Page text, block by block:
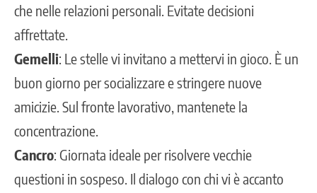
che nelle relazioni personali. Evitate decisioni
affrettate.
Gemelli: Le stelle vi invitano a mettervi in gioco. È un
buon giorno per socializzare e stringere nuove
amicizie. Sul fronte lavorativo, mantenete la
concentrazione.
Cancro: Giornata ideale per risolvere vecchie
questioni in sospeso. Il dialogo con chi vi è accanto